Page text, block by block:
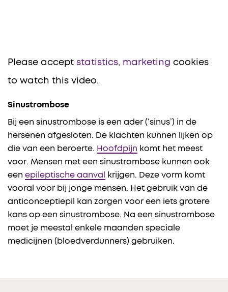
Please accept statistics, marketing cookies
to watch this video.
Sinustrombose
Bij een sinustrombose is een ader (‘sinus’) in de
hersenen afgesloten. De klachten kunnen lijken op
die van een beroerte. Hoofdpijn komt het meest
voor. Mensen met een sinustrombose kunnen ook
een epileptische aanval
krijgen. Deze vorm komt
vooral voor bij jonge mensen. Het gebruik van de
anticonceptiepil kan zorgen voor een iets grotere
kans op een sinustrombose. Na een sinustrombose
moet je meestal enkele maanden speciale
medicijnen (bloedverdunners) gebruiken.